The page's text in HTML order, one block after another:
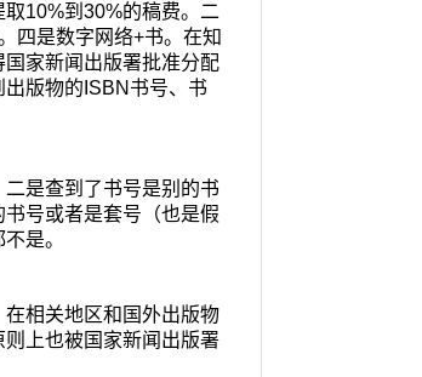
取10%到 30%的稿费。二
四是数字网络+书。在知
家新闻出版署批准分配
出版物的 ISBN 书号、书
是查到了书号是别的书
号或者是套号（也是假
是。
相关地区和国外出版物
上也被国家新闻出版署